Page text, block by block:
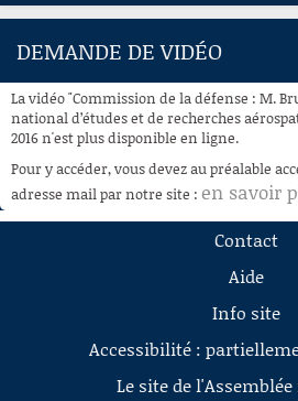
ACCUEIL
À LA DEMANDE
RECHERCHE
AIDE À LA DÉCOUPE
DE VIDÉOS
DEMANDE DE VIDÉO
La vidéo "Commission de la défense : M.
national d’études et de recherches
2016 n'est plus disponible en ligne.
Pour y accéder, vous devez au préalable
adresse mail par notre site : en savoir
Contact
Aide
Info site
Accessibilité :
Le site de